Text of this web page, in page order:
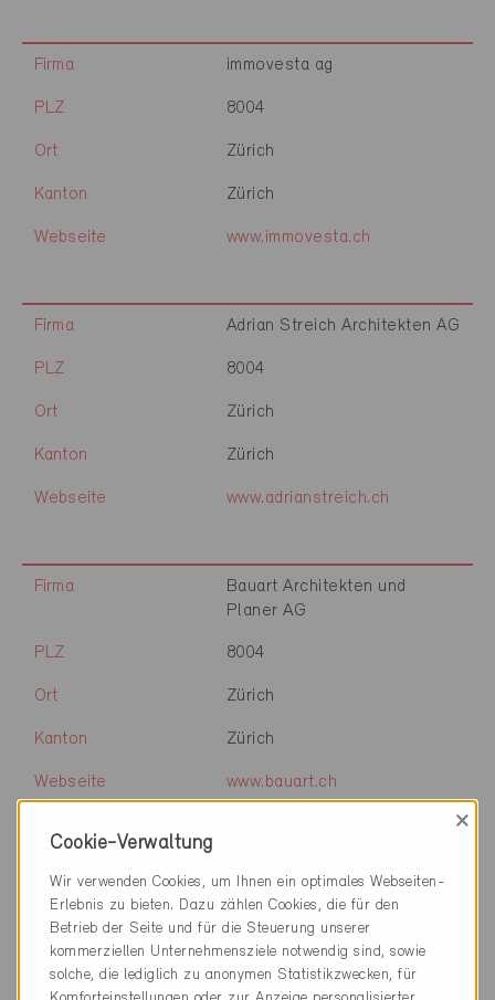
Firma immovesta ag
PLZ 8004
Ort Zürich
Kanton Zürich
Webseite www.immovesta.ch
Firma Adrian Streich Architekten AG
PLZ 8004
Ort Zürich
Kanton Zürich
Webseite www.adrianstreich.ch
Firma
Bauart Architekten und
Planer AG
PLZ 8004
Ort Zürich
Kanton Zürich
Webseite www.bauart.ch
Firma Holzer Kobler Architekturen
PLZ 8004
Ort Zürich
Cookie-Verwaltung
×
Wir verwenden Cookies, um Ihnen ein optimales Webseiten-
Erlebnis zu bieten. Dazu zählen Cookies, die für den
Betrieb der Seite und für die Steuerung unserer
kommerziellen Unternehmensziele notwendig sind, sowie
solche, die lediglich zu anonymen Statistikzwecken, für